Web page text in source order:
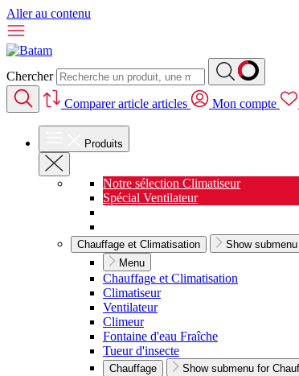
Aller au contenu
Chercher
Comparerarticle articles Mon compte
Produits
Notre sélection Climatiseur
Spécial Ventilateur
Chauffage et Climatisation
Show
Menu
Chauffage et Climatisation
Climatiseur
Ventilateur
Climeur
Fontaine d'eau Fraîche
Tueur d'insecte
Chauffage
Show submenu for